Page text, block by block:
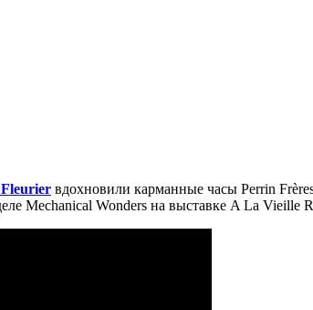
вдохновили карманные часы Perrin
Mechanical Wonders на выставке A La